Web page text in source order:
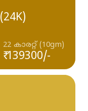
22 കാരറ്റ് (10gm)
₹ 139300/-